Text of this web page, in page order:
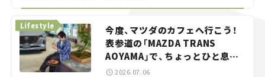
らん！」＃20
今度、マツダのカフェへ行こう！
表参道の「MAZDA TRANS
AOYAMA」で、ちょっとひと息。
——連載｜CCGとクルマでどうす
Lifestyle
2026.07.06